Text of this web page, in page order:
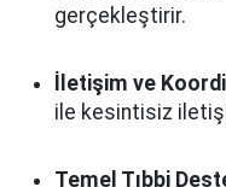
gerçekleştirir.
İletişim ve
ile kesintisiz
Temel Tıbbi